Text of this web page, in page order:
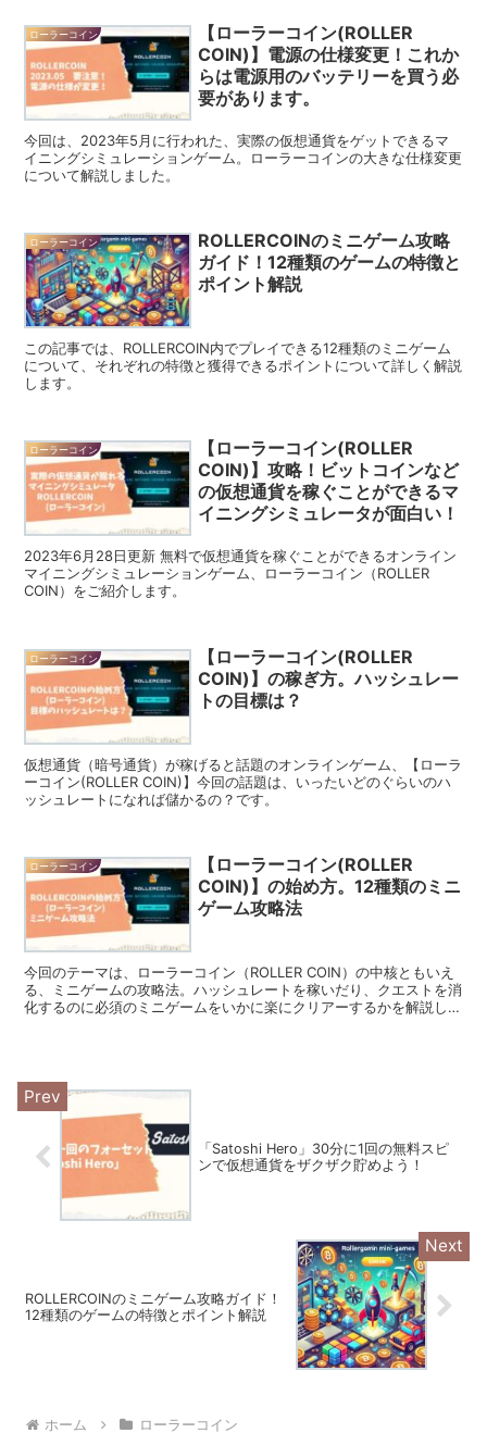
ローラーコイン
【ローラーコイン(ROLLER
COIN)】電源の仕様変更！これか
らは電源用のバッテリーを買う必
要があります。
今回は、2023年5月に行われた、実際の仮想通貨をゲットできるマ
イニングシミュレーションゲーム。ローラーコインの大きな仕様変更
について解説しました。
ローラーコイン
ROLLERCOINのミニゲーム攻略
ガイド！12種類のゲームの特徴と
ポイント解説
この記事では、ROLLERCOIN内でプレイできる12種類のミニゲーム
について、それぞれの特徴と獲得できるポイントについて詳しく解説
します。
ローラーコイン
【ローラーコイン(ROLLER
COIN)】攻略！ビットコインなど
の仮想通貨を稼ぐことができるマ
イニングシミュレータが面白い！
2023年6月28日更新 無料で仮想通貨を稼ぐことができるオンライン
マイニングシミュレーションゲーム、ローラーコイン（ROLLER
COIN）をご紹介します。
ローラーコイン
【ローラーコイン(ROLLER
COIN)】の稼ぎ方。ハッシュレー
トの目標は？
仮想通貨（暗号通貨）が稼げると話題のオンラインゲーム、【ローラ
ーコイン(ROLLER COIN)】今回の話題は、いったいどのぐらいのハ
ッシュレートになれば儲かるの？です。
ローラーコイン
【ローラーコイン(ROLLER
COIN)】の始め方。12種類のミニ
ゲーム攻略法
今回のテーマは、ローラーコイン（ROLLER COIN）の中核ともいえ
る、ミニゲームの攻略法。ハッシュレートを稼いだり、クエストを消
化するのに必須のミニゲームをいかに楽にクリアーするかを解説して
「Satoshi Hero」30分に1回の無料スピ
ンで仮想通貨をザクザク貯めよう！
ROLLERCOINのミニゲーム攻略ガイド！
12種類のゲームの特徴とポイント解説
ホーム ローラーコイン